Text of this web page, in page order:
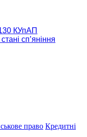
КУпАП
сп’яніння
право Кредитні